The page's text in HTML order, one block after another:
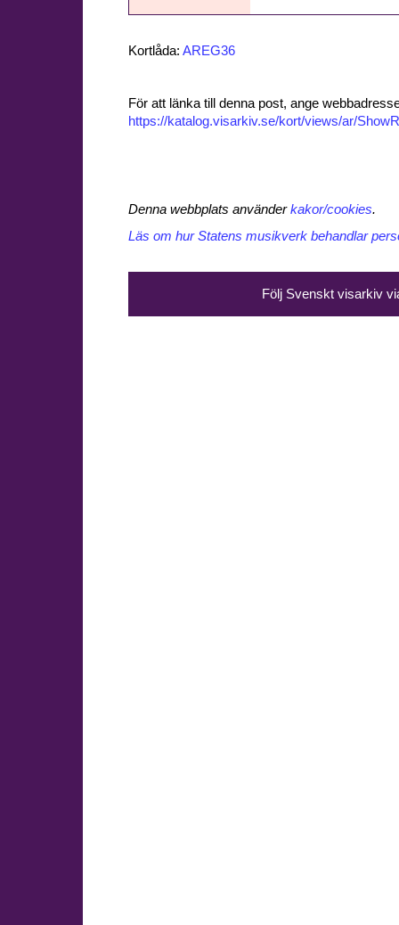
Kortlåda: AREG36
För att länka till denna post, ange
https://katalog.visarkiv.se/kort/views/ar/
Denna webbplats använderkakor/cookies.
Läs om hur Statens musikverk behandlar
Följ Svenskt visarkiv